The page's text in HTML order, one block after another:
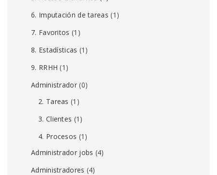
6. Imputación de tareas (1)
7. Favoritos (1)
8. Estadísticas (1)
9. RRHH (1)
Administrador(0)
2. Tareas (1)
3. Clientes (1)
4. Procesos (1)
Administrador jobs (4)
Administradores (4)